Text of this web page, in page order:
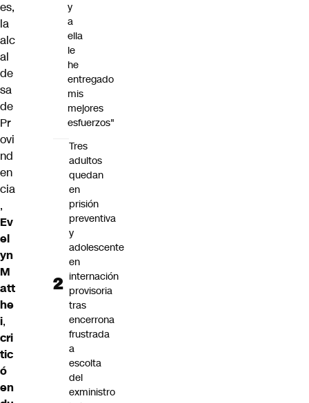
es,
la
alc
al
de
sa
de
Pr
ovi
nd
en
cia
,
Ev
el
yn
M
att
he
i,
cri
tic
ó
en
y
a
ella
le
he
entregado
mis
mejores
esfuerzos"
Tres
adultos
quedan
en
prisión
preventiva
y
adolescente
en
internación
provisoria
tras
encerrona
frustrada
a
escolta
del
exministro